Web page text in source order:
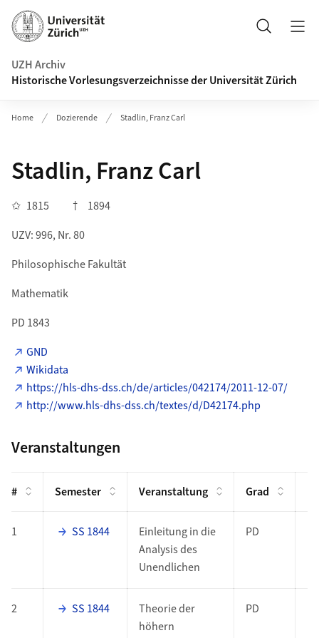
Navigation auf uzh.ch
Suche
UZH Archiv
Historische Vorlesungsverzeichnisse der Universität Zürich
Home Dozierende Stadlin, Franz Carl
Stadlin, Franz Carl
✩ 1815 †
1894
UZV: 996, Nr. 80
Philosophische Fakultät
Mathematik
PD 1843
GND
Wikidata
https://hls-dhs-dss.ch/de/articles/042174/2011-12-07/
http://www.hls-dhs-dss.ch/textes/d/D42174.php
Veranstaltungen
# Semester Veranstaltung Grad
1 SS 1844
Einleitung in die
Analysis des
Unendlichen
PD
2 SS 1844
Theorie der
höhern
PD